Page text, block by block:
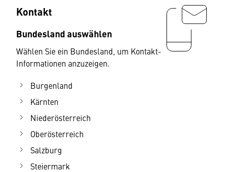
Kontakt
Bundesland auswählen
Wählen Sie ein Bundesland, um Kontakt-
Informationen anzuzeigen.
Burgenland
Kärnten
Niederösterreich
Oberösterreich
Salzburg
Steiermark